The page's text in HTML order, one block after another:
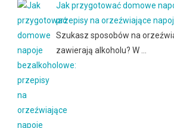
Jak przygotować domowe
przepisy na orzeźwiające
Szukasz sposobów na
zawierają alkoholu? W …